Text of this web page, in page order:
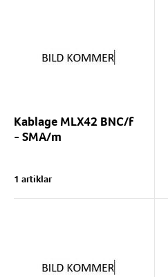
Kablage MLX42 BNC/f
- SMA/m
1 artiklar